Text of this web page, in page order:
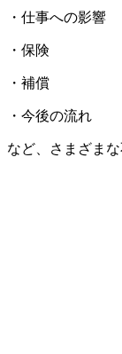
・仕事への影響
・保険
・補償
・今後の流れ
など、さまざま